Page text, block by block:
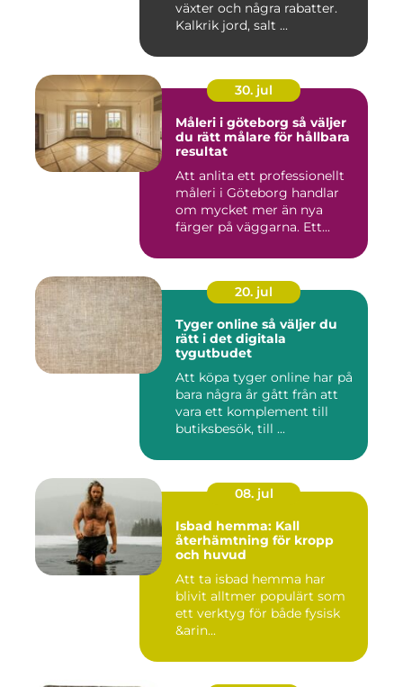
växter och några rabatter.
Kalkrik jord, salt ...
30. jul
Måleri i göteborg så väljer
du rätt målare för hållbara
resultat
Att anlita ett professionellt
måleri i Göteborg handlar
om mycket mer än nya
färger på väggarna. Ett...
20. jul
Tyger online så väljer du
rätt i det digitala
tygutbudet
Att köpa tyger online har på
bara några år gått från att
vara ett komplement till
butiksbesök, till ...
08. jul
Isbad hemma: Kall
återhämtning för kropp
och huvud
Att ta isbad hemma har
blivit alltmer populärt som
ett verktyg för både fysisk
&arin...